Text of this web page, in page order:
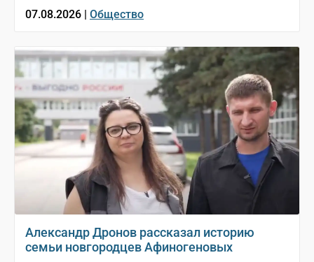
07.08.2026 | Общество
Александр Дронов рассказал историю
семьи новгородцев Афиногеновых